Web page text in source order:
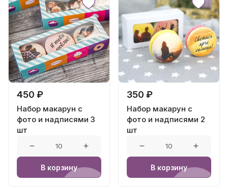
450 ₽
Набор макарун с
фото и надписями 3
шт
В корзину
350 ₽
Набор макарун с
фото и надписями 2
шт
В корзину